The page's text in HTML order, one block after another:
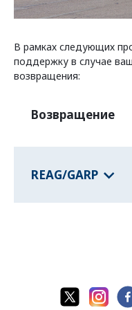
Программы
о странах
В рамках следующих
поддержку в случае
возвращения:
Возвращение
REAG/GARP